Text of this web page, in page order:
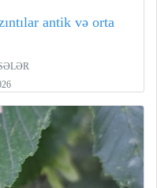
antik və orta